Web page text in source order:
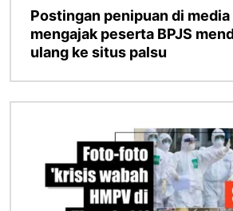
Postingan penipuan di media
mengajak peserta BPJS
ulang ke situs palsu